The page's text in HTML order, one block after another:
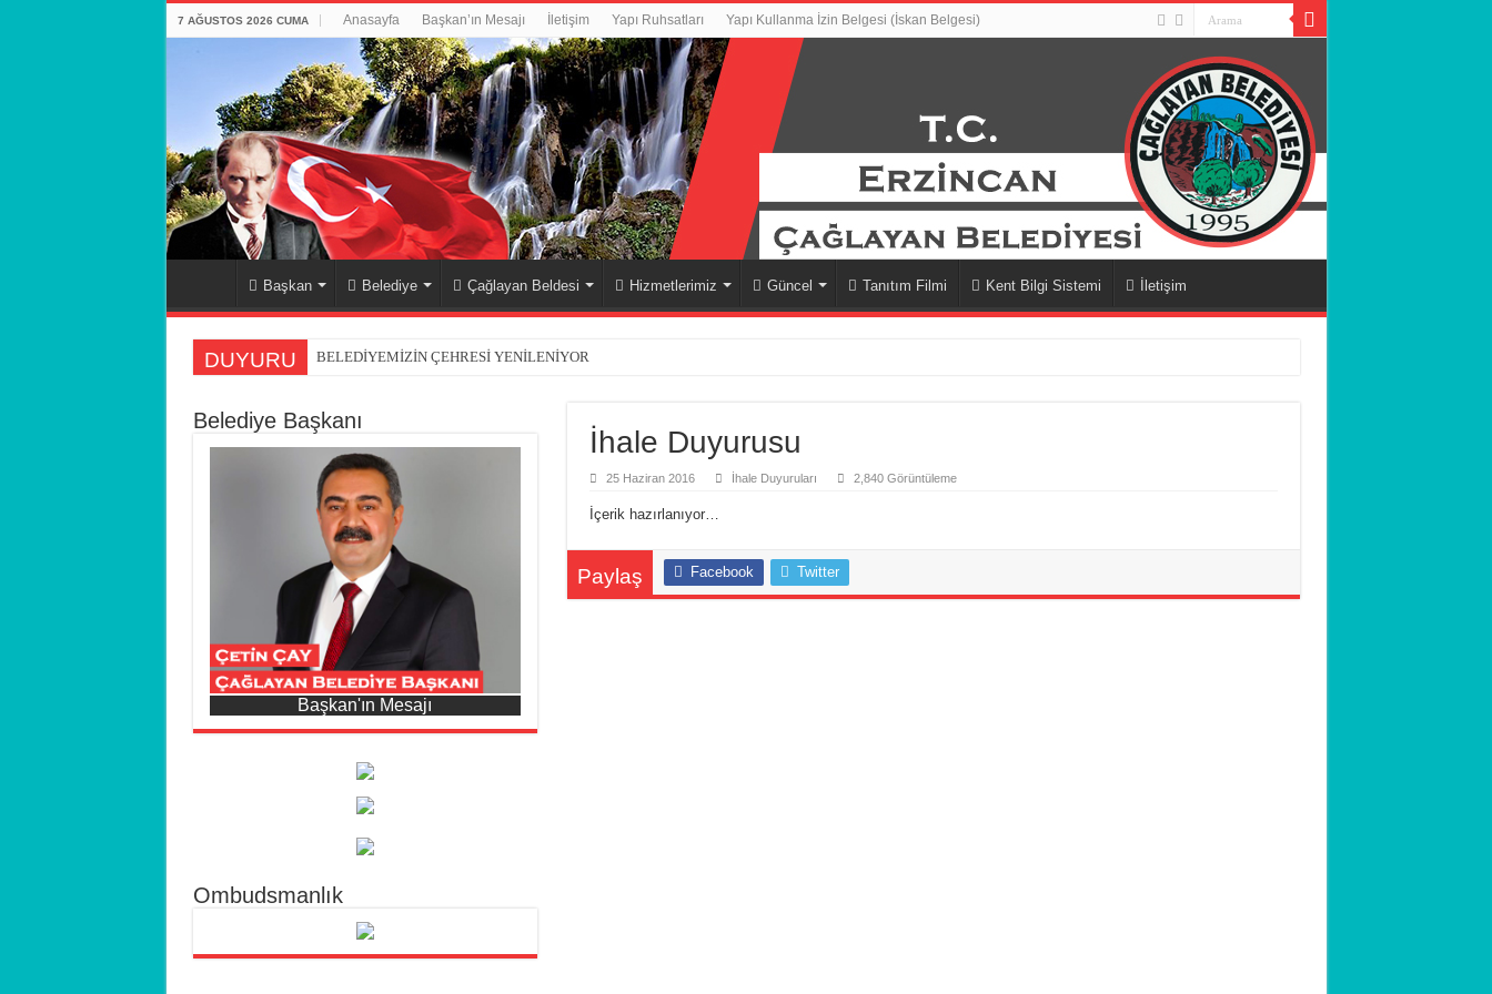
7 AĞUSTOS 2026 CUMA Anasayfa Başkan’ın Mesajı İletişim Yapı Ruhsatları Yapı Kullanma İzin Belgesi (İskan Belgesi)
Başkan Belediye Çağlayan Beldesi Hizmetlerimiz Güncel Tanıtım Filmi Kent Bilgi Sistemi İletişim
DUYURU BELEDİYEMİZİN ÇEHRESİ YENİLENİYOR
İhale Duyurusu
25 Haziran 2016 İhale Duyuruları 2,840 Görüntüleme
İçerik hazırlanıyor…
Paylaş Facebook Twitter
Belediye Başkanı
Başkan'ın Mesajı
Ombudsmanlık